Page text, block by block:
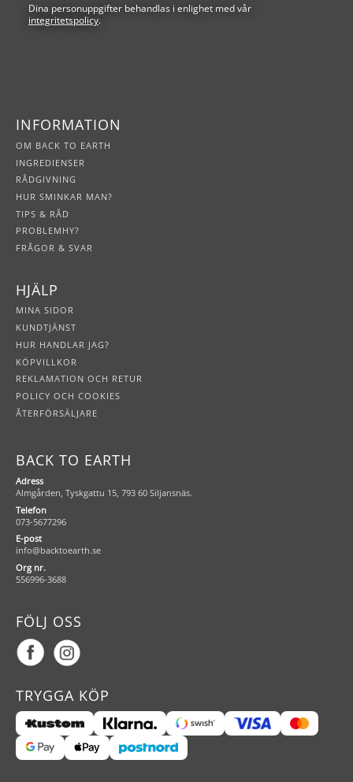
Dina personuppgifter behandlas i enlighet med vår
integritetspolicy.
INFORMATION
OM BACK TO EARTH
INGREDIENSER
RÅDGIVNING
HUR SMINKAR MAN?
TIPS & RÅD
PROBLEMHY?
FRÅGOR & SVAR
HJÄLP
MINA SIDOR
KUNDTJÄNST
HUR HANDLAR JAG?
KÖPVILLKOR
REKLAMATION OCH RETUR
POLICY OCH COOKIES
ÅTERFÖRSÄLJARE
BACK TO EARTH
Adress
Almgården, Tyskgattu 15, 793 60 Siljansnäs.
Telefon
073-5677296
E-post
info@backtoearth.se
Org nr.
556996-3688
FÖLJ OSS
TRYGGA KÖP